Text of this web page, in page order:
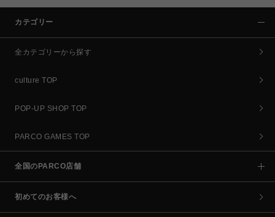
カテゴリー
全カテゴリーから探す
culture TOP
POP-UP SHOP TOP
PARCO GAMES TOP
全国のPARCO店舗
初めてのお客様へ